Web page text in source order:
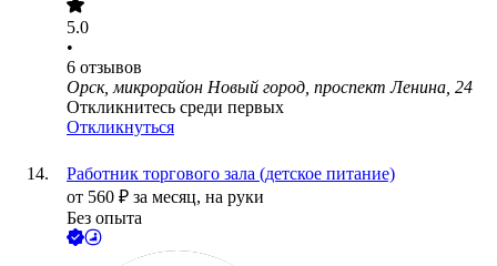
5.0
•
6 отзывов
Орск, микрорайон Новый город, проспект Ленина, 24
Откликнитесь среди первых
Откликнуться
Работник торгового зала (детское питание)
от 560 ₽ за месяц, на руки
Без опыта